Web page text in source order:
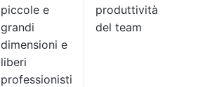
piccole e
grandi
dimensioni e
liberi
professionisti
produttività
del team